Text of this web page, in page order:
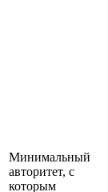
Минимальный
авторитет, с
которым